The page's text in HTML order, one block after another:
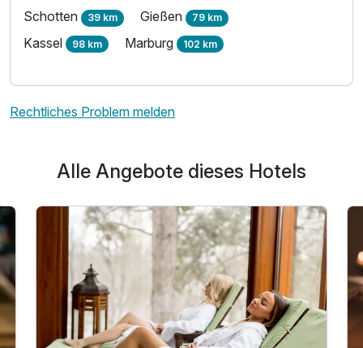
Schotten 39 km Gießen 79 km
Kassel 98 km Marburg 102 km
Rechtliches Problem melden
Alle Angebote dieses Hotels